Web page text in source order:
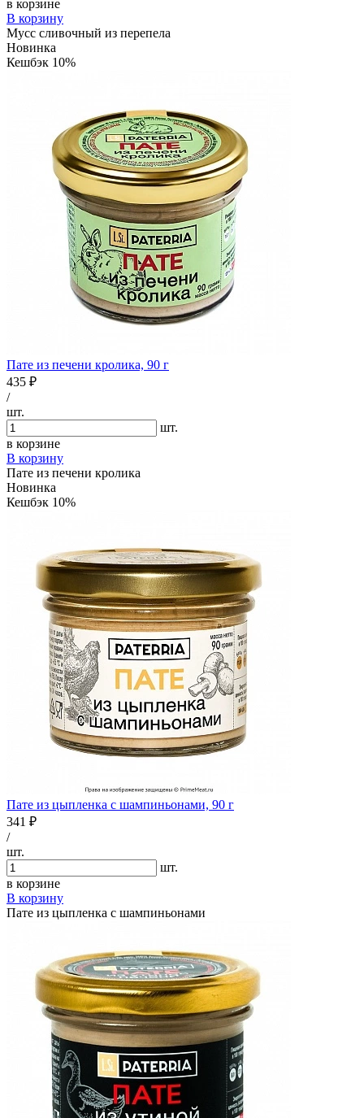
в корзине
В корзину
Мусс сливочный из перепела
Новинка
Кешбэк 10%
Пате из печени кролика, 90 г
435 ₽
/
шт.
шт.
в корзине
В корзину
Пате из печени кролика
Новинка
Кешбэк 10%
Пате из цыпленка с шампиньонами, 90 г
341 ₽
/
шт.
шт.
в корзине
В корзину
Пате из цыпленка с шампиньонами